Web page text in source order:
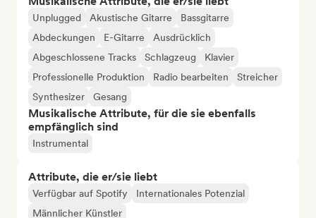
Unplugged Akustische Gitarre
Bassgitarre
Abdeckungen
E-Gitarre
Ausdrücklich
Abgeschlossene Tracks
Schlagzeug
Klavier
Professionelle Produktion
Radio bearbeiten
Streicher
Synthesizer
Gesang
Musikalische Attribute, für die sie ebenfalls
empfänglich sind
Instrumental
Attribute, die er/sie liebt
Verfügbar auf Spotify
Internationales Potenzial
Männlicher Künstler